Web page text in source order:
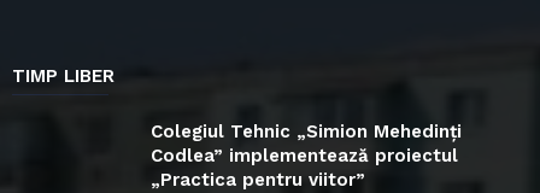
TIMP LIBER
Colegiul Tehnic „Simion Mehedinți
Codlea” implementează proiectul
„Practica pentru viitor”